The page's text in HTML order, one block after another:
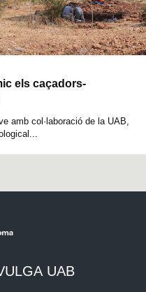
els caçadors-
amb col·laboració de la UAB,
UAB